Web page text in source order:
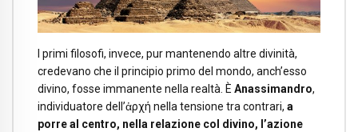
I primi filosofi, invece, pur mantenendo altre divinità,
credevano che il principio primo del mondo, anch’esso
divino, fosse immanente nella realtà. È Anassimandro,
individuatore dell’ἀρχή nella tensione tra contrari, a
porre al centro, nella relazione col divino, l’azione